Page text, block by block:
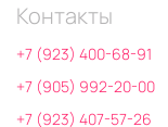
Контакты
+7 (923) 400-68-91
+7 (905) 992-20-00
+7 (923) 407-57-26